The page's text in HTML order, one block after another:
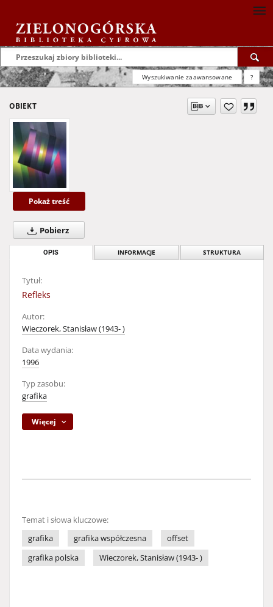
Wyszukiwanie zaawansowane ?
OBIEKT
Pokaż treść
Pobierz
OPIS INFORMACJE STRUKTURA
Tytuł:
Refleks
Autor:
Wieczorek, Stanisław (1943- )
Data wydania:
1996
Typ zasobu:
grafika
Więcej
Temat i słowa kluczowe:
grafika
grafika współczesna
offset
grafika polska
Wieczorek, Stanisław (1943- )